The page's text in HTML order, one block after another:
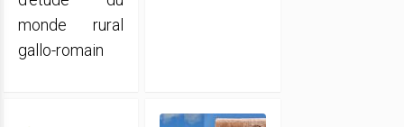
monde rural
gallo-romain